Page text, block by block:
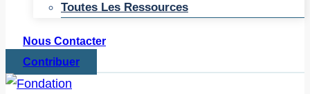
Toutes Les Ressources
Nous Contacter
Contribuer